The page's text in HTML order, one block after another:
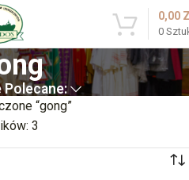
0
0,00
Polecane:
“gong”
3